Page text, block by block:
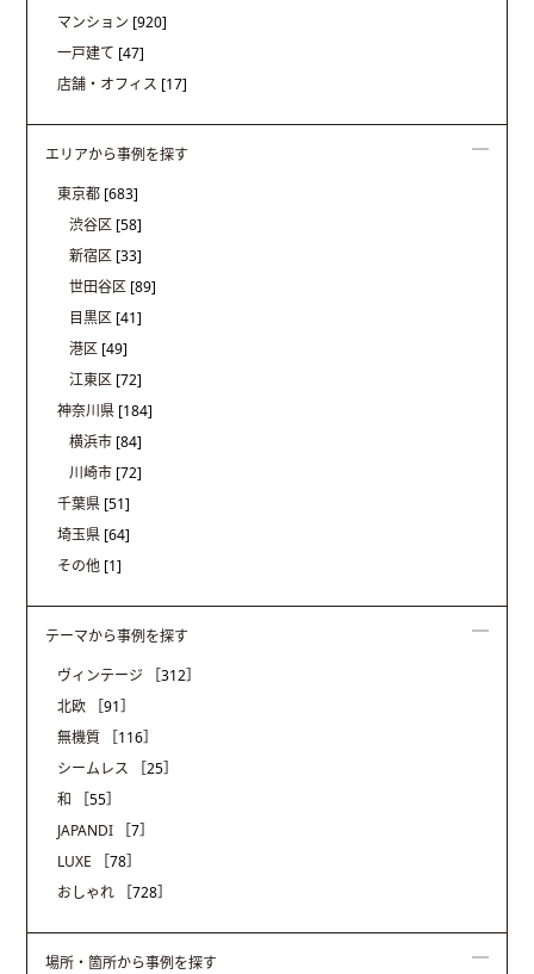
マンション [920]
一戸建て [47]
店舗・オフィス [17]
エリアから事例を探す
東京都 [683]
渋谷区 [58]
新宿区 [33]
世田谷区 [89]
目黒区 [41]
港区 [49]
江東区 [72]
神奈川県 [184]
横浜市 [84]
川崎市 [72]
千葉県 [51]
埼玉県 [64]
その他 [1]
テーマから事例を探す
ヴィンテージ
［312］
北欧
［91］
無機質
［116］
シームレス
［25］
和
［55］
JAPANDI
［7］
LUXE
［78］
おしゃれ
［728］
場所・箇所から事例を探す